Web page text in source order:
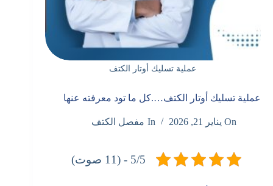
عملية تسليك أوتار الكتف
عملية تسليك أوتار الكتف….كل ما تود معرفته عنها
On يناير 21, 2026 In مفصل الكتف
5/5 - (11 صوت)